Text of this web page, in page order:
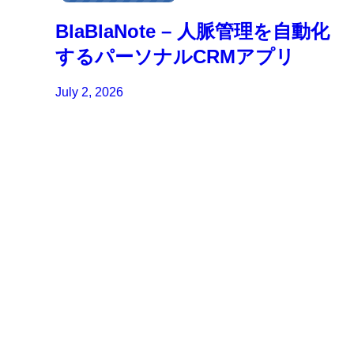
BlaBlaNote – 人脈管理を自動化
するパーソナルCRMアプリ
July 2, 2026